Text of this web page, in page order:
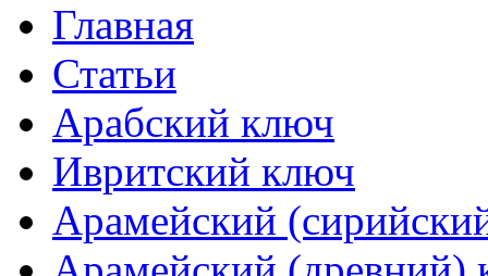
Главная
Статьи
Арабский ключ
Ивритский ключ
Арамейский